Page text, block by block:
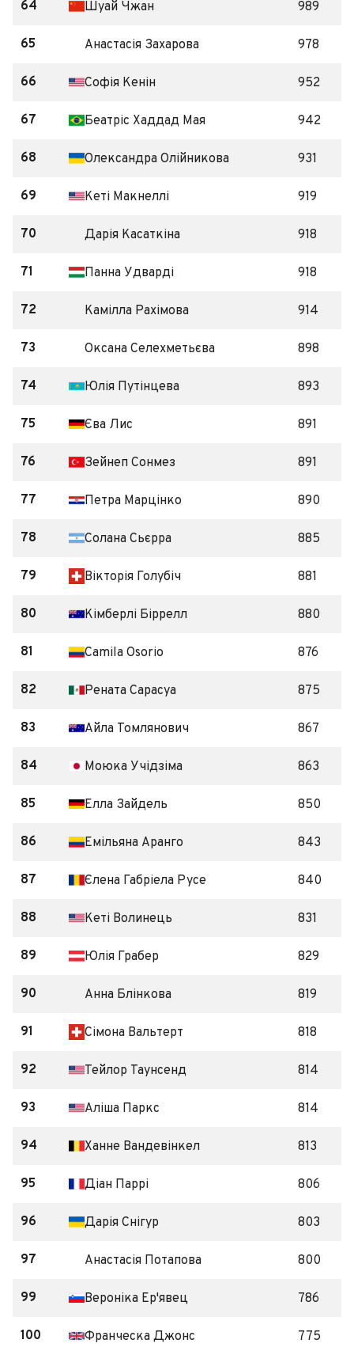
64 Шуай Чжан 989
65 Анастасія Захарова 978
66 Софія Кенін 952
67 Беатріс Хаддад Мая 942
68 Олександра Олійникова 931
69 Кеті Макнеллі 919
70 Дарія Касаткіна 918
71 Панна Удварді 918
72 Камілла Рахімова 914
73 Оксана Селехметьєва 898
74 Юлія Путінцева 893
75 Єва Лис 891
76 Зейнеп Сонмез 891
77 Петра Марцінко 890
78 Солана Сьєрра 885
79 Вікторія Голубіч 881
80 Кімберлі Біррелл 880
81 Camila Osorio 876
82 Рената Сарасуа 875
83 Айла Томлянович 867
84 Моюка Учідзіма 863
85 Елла Зайдель 850
86 Емільяна Аранго 843
87 Єлена Габріела Русе 840
88 Кеті Волинець 831
89 Юлія Грабер 829
90 Анна Блінкова 819
91 Сімона Вальтерт 818
92 Тейлор Таунсенд 814
93 Аліша Паркс 814
94 Ханне Вандевінкел 813
95 Діан Паррі 806
96 Дарія Снігур 803
97 Анастасія Потапова 800
99 Вероніка Ер'явец 786
100 Франческа Джонс 775